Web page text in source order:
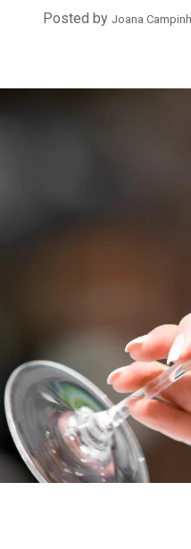
Posted byJoana